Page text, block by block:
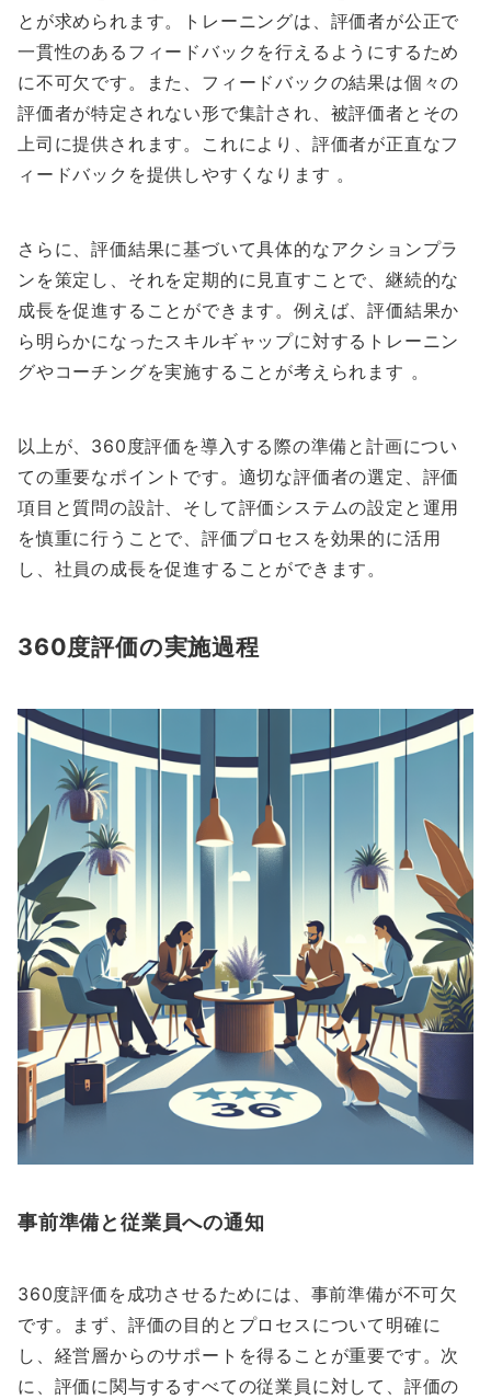
とが求められます。トレーニングは、評価者が公正で
一貫性のあるフィードバックを行えるようにするため
に不可欠です。また、フィードバックの結果は個々の
評価者が特定されない形で集計され、被評価者とその
上司に提供されます。これにより、評価者が正直なフ
ィードバックを提供しやすくなります 。
さらに、評価結果に基づいて具体的なアクションプラ
ンを策定し、それを定期的に見直すことで、継続的な
成長を促進することができます。例えば、評価結果か
ら明らかになったスキルギャップに対するトレーニン
グやコーチングを実施することが考えられます 。
以上が、360度評価を導入する際の準備と計画につい
ての重要なポイントです。適切な評価者の選定、評価
項目と質問の設計、そして評価システムの設定と運用
を慎重に行うことで、評価プロセスを効果的に活用
し、社員の成長を促進することができます。
360度評価の実施過程
事前準備と従業員への通知
360度評価を成功させるためには、事前準備が不可欠
です。まず、評価の目的とプロセスについて明確に
し、経営層からのサポートを得ることが重要です。次
に、評価に関与するすべての従業員に対して、評価の